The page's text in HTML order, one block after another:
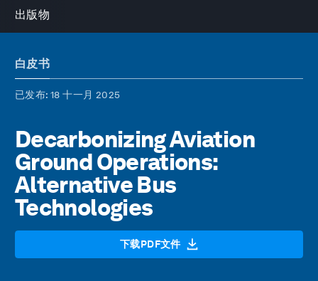
出版物
白皮书
已发布: 18 十一月 2025
Decarbonizing Aviation
Ground Operations:
Alternative Bus
Technologies
下载PDF文件